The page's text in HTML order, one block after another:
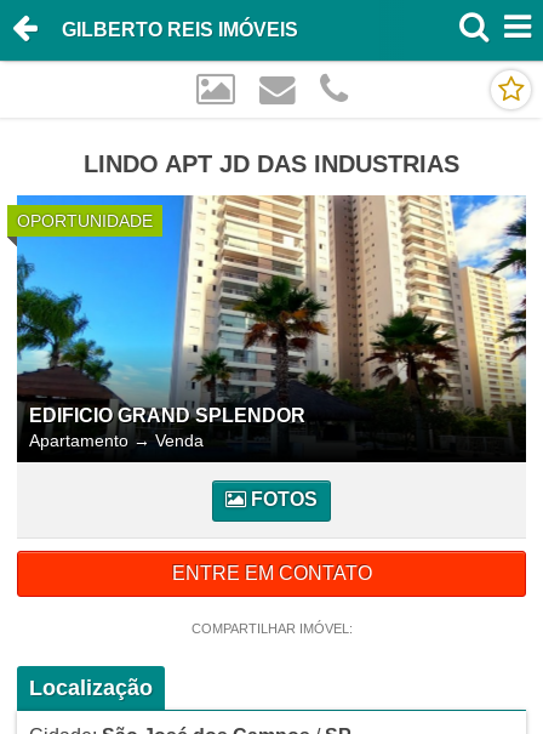
GILBERTO REIS IMÓVEIS
LINDO APT JD DAS INDUSTRIAS
OPORTUNIDADE
EDIFICIO GRAND SPLENDOR
Apartamento → Venda
FOTOS
ENTRE EM CONTATO
COMPARTILHAR IMÓVEL:
Localização